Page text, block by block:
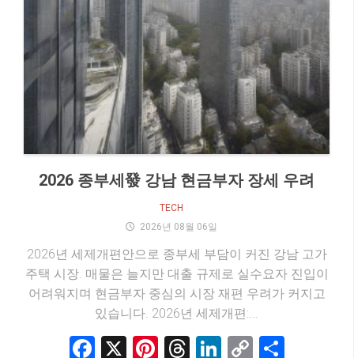
2026 종부세發 강남 현금부자 장세 우려
TECH
2026년 08월 06일
2026년 세제개편안으로 종부세 부담이 커진 강남 고가
주택 시장. 매물은 늘지만 대출 규제로 실수요자 진입이
어려워지며 현금부자 중심의 시장 재편 우려가 커지고
있습니다. 2026년 세제개편:...
Facebook
X Pinterest
Threads
LinkedIn
CopyShare